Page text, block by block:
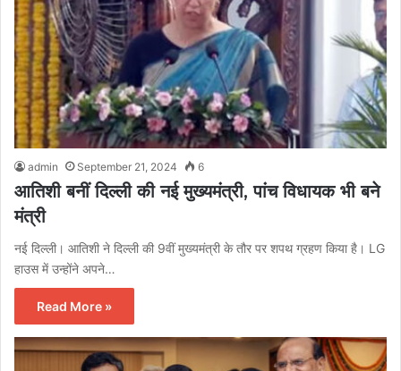
admin September 21, 2024 6
आतिशी बनीं दिल्ली की नई मुख्यमंत्री, पांच विधायक भी बने
मंत्री
नई दिल्ली। आतिशी ने दिल्ली की 9वीं मुख्यमंत्री के तौर पर शपथ ग्रहण किया है। LG
हाउस में उन्होंने अपने…
Read More »